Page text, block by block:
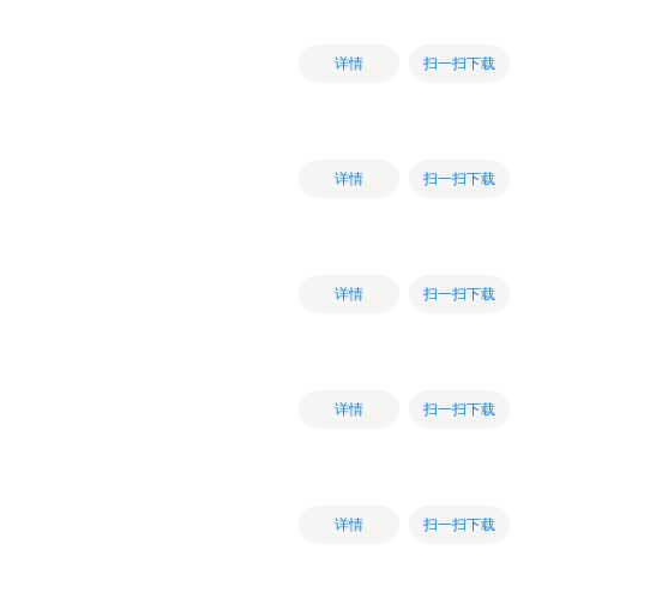
详情 扫一扫下载
详情 扫一扫下载
详情 扫一扫下载
详情 扫一扫下载
详情 扫一扫下载